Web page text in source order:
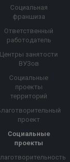
Социальная
франшиза
Ответственный
работодатель
Центры занятости
ВУЗов
Социальные
проекты
территорий
проект
Социальные
проекты